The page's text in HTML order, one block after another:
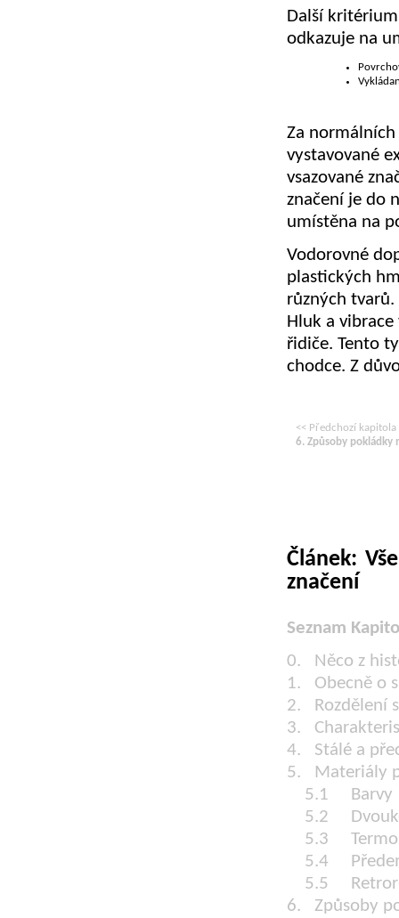
Další
odkazuje na
Za
vystavované
vsazované
značení je do
umístěna na
Vodorovné
plastických
různých
Hluk a
řidiče. Tento
chodce. Z
<< Předchozí kapitola
6. Způsoby pokládky
Článek:
značení
Seznam
0. Něco z
1. Obecně o
2. Rozdělení
3.
4. Stálé a
5. Materiály
5.1 Barvy
5.2
5.3
5.4
5.5
6. Způsoby